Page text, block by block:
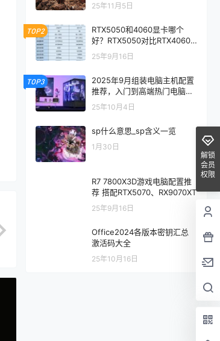
25年11月5日
TOP2
RTX5050和4060显卡哪个
好？RTX5050对比RTX4060/
5060性能评测
25年9月16日
TOP3
2025年9月组装电脑主机配置
推荐，入门到高端热门电脑配
置方案
25年10月4日
sp什么意思_sp含义一览
1月30日
R7 7800X3D游戏电脑配置推
荐 搭配RTX5070、RX9070XT
25年9月16日
Office2024各版本密钥汇总
激活码大全
25年10月16日
解锁
会员
权限